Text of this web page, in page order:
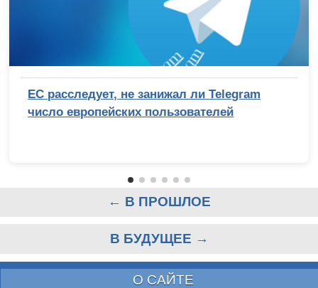
ЕС расследует, не занижал ли Telegram
число европейских пользователей
← В ПРОШЛОЕ
В БУДУЩЕЕ →
О САЙТЕ